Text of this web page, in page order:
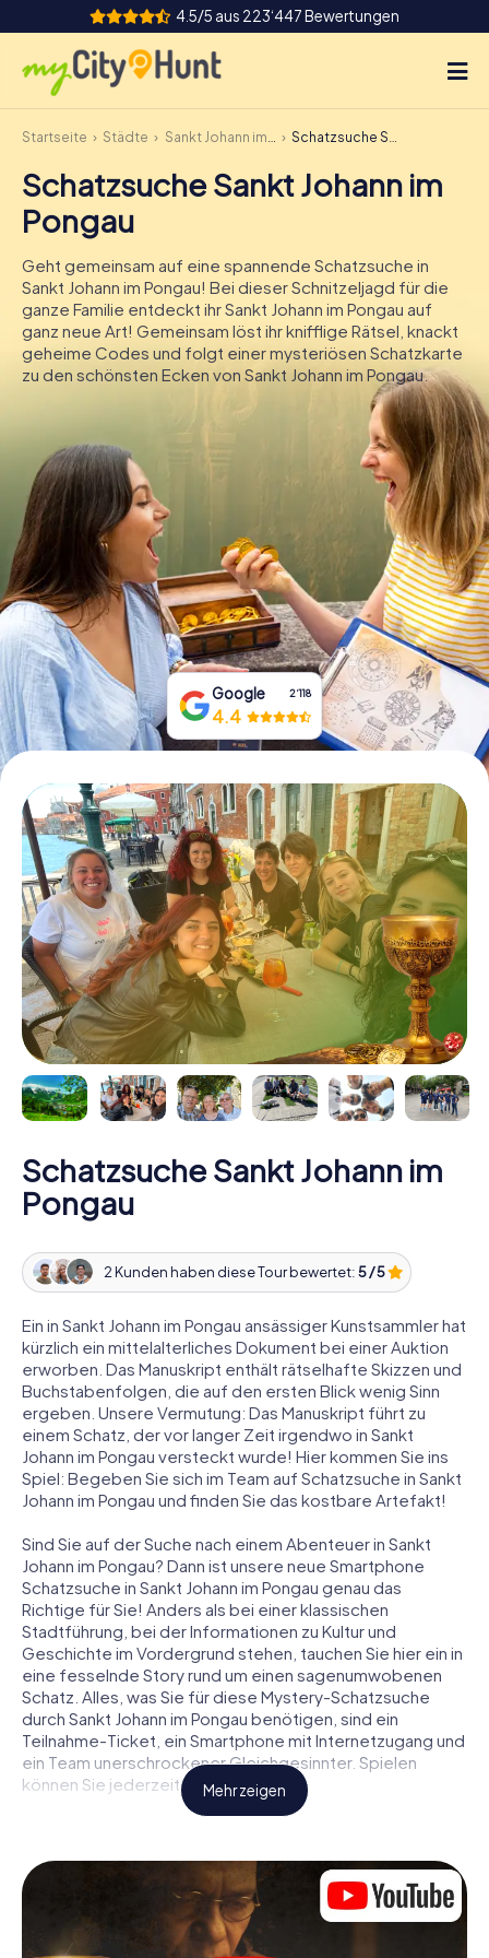
4.5/5 aus 223‘447 Bewertungen
So funktioniert's
Städte
Touren
Teamevent
Tickets
DE
IE
IT
Tickets buchen
Gutscheine bestellen
Startseite Städte Sankt Johann im Pongau Schatzsuche Sankt Johann im Pongau
Schatzsuche Sankt Johann im
Pongau
Geht gemeinsam auf eine spannende Schatzsuche in
Sankt Johann im Pongau! Bei dieser Schnitzeljagd für die
ganze Familie entdeckt ihr Sankt Johann im Pongau auf
ganz neue Art! Gemeinsam löst ihr knifflige Rätsel, knackt
geheime Codes und folgt einer mysteriösen Schatzkarte
zu den schönsten Ecken von Sankt Johann im Pongau.
Google 2‘118
4.4
Schatzsuche Sankt Johann im
Pongau
2 Kunden haben diese Tour bewertet:5 / 5
Ein in Sankt Johann im Pongau ansässiger Kunstsammler hat
kürzlich ein mittelalterliches Dokument bei einer Auktion
erworben. Das Manuskript enthält rätselhafte Skizzen und
Buchstabenfolgen, die auf den ersten Blick wenig Sinn
ergeben. Unsere Vermutung: Das Manuskript führt zu
einem Schatz, der vor langer Zeit irgendwo in Sankt
Johann im Pongau versteckt wurde! Hier kommen Sie ins
Spiel: Begeben Sie sich im Team auf Schatzsuche in Sankt
Johann im Pongau und finden Sie das kostbare Artefakt!
Sind Sie auf der Suche nach einem Abenteuer in Sankt
Johann im Pongau? Dann ist unsere neue Smartphone
Schatzsuche in Sankt Johann im Pongau genau das
Richtige für Sie! Anders als bei einer klassischen
Stadtführung, bei der Informationen zu Kultur und
Geschichte im Vordergrund stehen, tauchen Sie hier ein in
eine fesselnde Story rund um einen sagenumwobenen
Schatz. Alles, was Sie für diese Mystery-Schatzsuche
durch Sankt Johann im Pongau benötigen, sind ein
Teilnahme-Ticket, ein Smartphone mit Internetzugang und
ein Team unerschrockener Gleichgesinnter. Spielen
können Sie jederzeit!
Briefing. Dann werden die Rollen verteilt. Wer aus Ihrem
Team ist ein geborener Spurensucher? Wer ein
waschechter Abenteurer? Und wer hat das Zeug zum
Code-Knacker? Bei unserer Schatzsuche in Sankt Johann
Mehr zeigen